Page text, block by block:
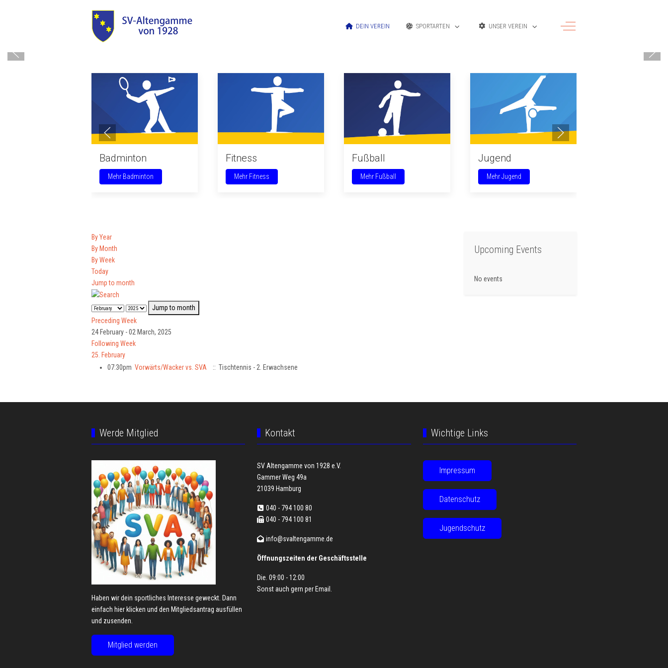
DEIN VEREIN SPORTARTEN UNSER VEREIN Off-Canvas Toggle
Badminton
Mehr Badminton
Fitness
Mehr Fitness
Fußball
Mehr Fußball
Jugend
Mehr Jugend
By Year
By Month
By Week
Today
Jump to month
Jump to month
Preceding Week
24 February - 02 March, 2025
Following Week
25. February
07:30pm Vorwärts/Wacker vs. SVA :: Tischtennis - 2. Erwachsene
Upcoming Events
No events
Werde Mitglied
Haben wir dein sportliches Interesse geweckt. Dann
einfach hier klicken und den Mitgliedsantrag ausfüllen
und zusenden.
Mitglied werden
Kontakt
SV Altengamme von 1928 e.V.
Gammer Weg 49a
21039 Hamburg
040 - 794 100 80
040 - 794 100 81
info@svaltengamme.de
Öffnungszeiten der Geschäftsstelle
Die. 09:00 - 12:00
Sonst auch gern per Email .
Wichtige Links
Impressum
Datenschutz
Jugendschutz